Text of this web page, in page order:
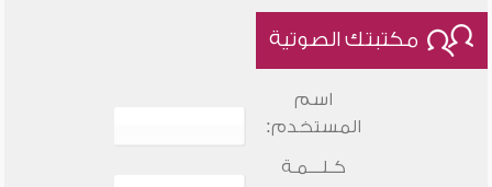
مكتبتك الصوتية
اسم
المستخدم:
كـلـــمـة